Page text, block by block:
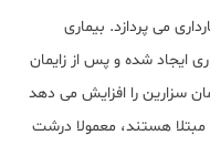
می پردازد. بیماری
ایجاد شده و پس از زایمان
سزارین را افزایش می دهد
مبتلا هستند، معمولا درشت